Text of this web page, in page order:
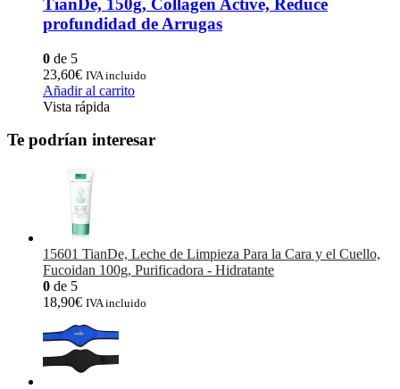
TianDe, 150g, Collagen Active, Reduce
profundidad de Arrugas
0 de 5
23,60€ IVA incluido
Añadir al carrito
Vista rápida
Te podrían interesar
15601 TianDe, Leche de Limpieza Para la Cara y el Cuello,
Fucoidan 100g, Purificadora - Hidratante
0 de 5
18,90€ IVA incluido